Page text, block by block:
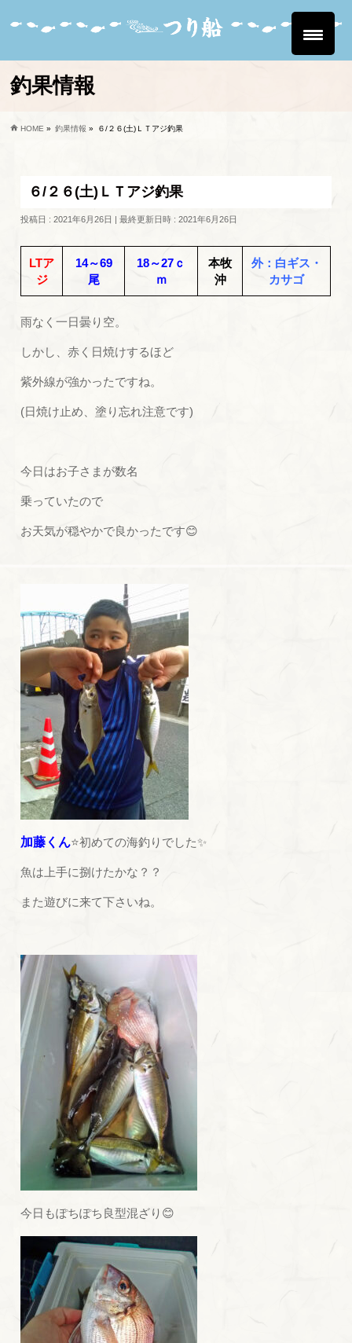
釣果情報
HOME » 釣果情報 » ６/２６(土)ＬＴアジ釣果
６/２６(土)ＬＴアジ釣果
投稿日 : 2021年6月26日 最終更新日時 : 2021年6月26日
LTア
ジ
14～69
尾
18～27ｃ
ｍ
本牧
沖
外：白ギス・
カサゴ
雨なく一日曇り空。
しかし、赤く日焼けするほど
紫外線が強かったですね。
(日焼け止め、塗り忘れ注意です)
今日はお子さまが数名
乗っていたので
お天気が穏やかで良かったです😊
加藤くん⭐初めての海釣りでした✨
魚は上手に捌けたかな？？
また遊びに来て下さいね。
今日もぽちぽち良型混ざり😊